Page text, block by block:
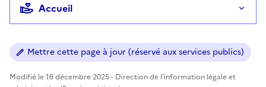
Accueil
Mettre cette page à jour (réservé aux services publics)
Modifié le 16 décembre 2025 - Direction de l'information légale et